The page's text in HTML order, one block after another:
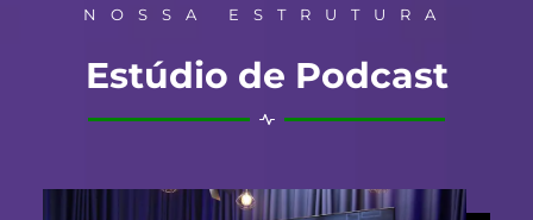
NOSSA ESTRUTURA
Estúdio de Podcast